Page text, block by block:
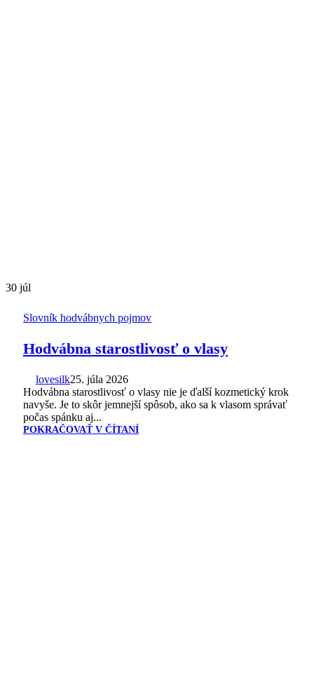
30 júl
Slovník hodvábnych pojmov
Hodvábna starostlivosť o vlasy
lovesilk25. júla 2026
Hodvábna starostlivosť o vlasy nie je ďalší kozmetický krok
navyše. Je to skôr jemnejší spôsob, ako sa k vlasom správať
počas spánku aj...
POKRAČOVAŤ V ČÍTANÍ